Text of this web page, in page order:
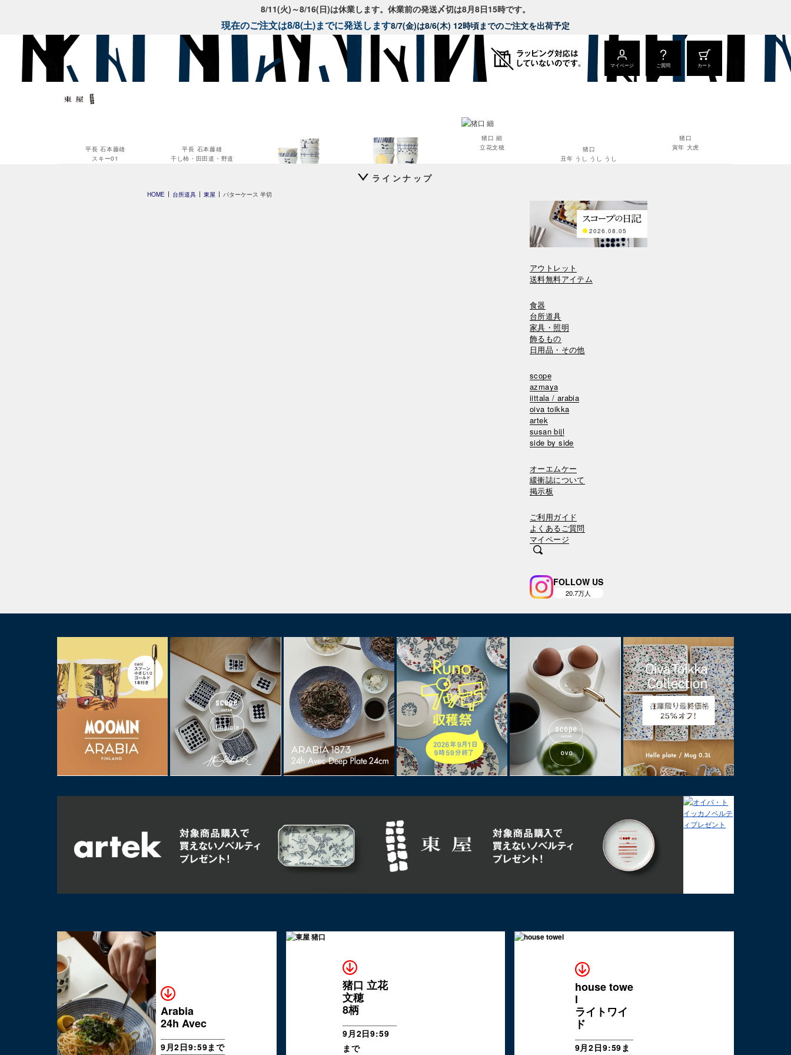
8/11(火)～8/16(日)は休業します。休業前の発送〆切は8月8日15時です。
現在のご注文は8/8(土)までに発送します8/7(金)は8/6(木) 12時頃までのご注文を出荷予定
マイページ ご質問 カート
平長 石本藤雄
スキー01
平長 石本藤雄
干し柿・田田道・野道
猪口 細
立花文穂
猪口
丑年 うし うし うし
猪口
寅年 大虎
長期欠品アイテム
以下のアイテムは入荷の目途が全く立たず長期欠品となっているアイテムです。
ラインナップ
HOME 台所道具 東屋 バターケース 半切
2026.08.05
アウトレット
送料無料アイテム
食器
台所道具
家具・照明
飾るもの
日用品・その他
scope
azmaya
iittala / arabia
oiva toikka
artek
susan bijl
side by side
オーエムケー
緩衝誌について
掲示板
ご利用ガイド
よくあるご質問
マイページ
FOLLOW US
Arabia
24h Avec
9月2日9:59まで
猪口 立花
文穂
8柄
9月2日9:59
まで
house towe
l
ライトワイ
ド
9月2日9:59ま